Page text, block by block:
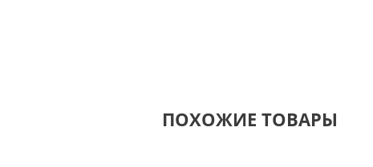
ПОХОЖИЕ ТОВАРЫ